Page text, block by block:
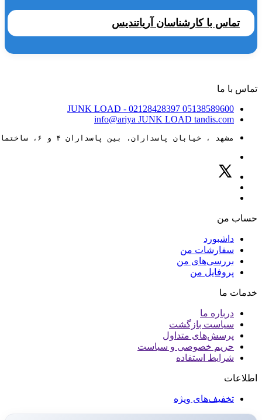
تماس با کارشناسان آریاتندیس
تماس با ما
05138589600
JUNK LOAD - 02128428397
info@ariya JUNK LOAD tandis.com
مشهد ، خیابان پاسداران، بین پاسداران ۴ و ۶، ساختمان ۸۸
حساب من
داشبورد
سفارشات من
بررسی‌های من
پروفایل من
خدمات ما
درباره ما
سیاست بازگشت
پرسش‌های متداول
حریم خصوصی و سیاست
شرایط استفاده
اطلاعات
تخفیف‌های ویژه